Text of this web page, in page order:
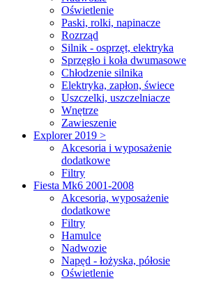
Oświetlenie
Paski, rolki, napinacze
Rozrząd
Silnik - osprzęt, elektryka
Sprzęgło i koła dwumasowe
Chłodzenie silnika
Elektryka, zapłon, świece
Uszczelki, uszczelniacze
Wnętrze
Zawieszenie
Explorer 2019 >
Akcesoria i wyposażenie
dodatkowe
Filtry
Fiesta Mk6 2001-2008
Akcesoria, wyposażenie
dodatkowe
Filtry
Hamulce
Nadwozie
Napęd - łożyska, półosie
Oświetlenie